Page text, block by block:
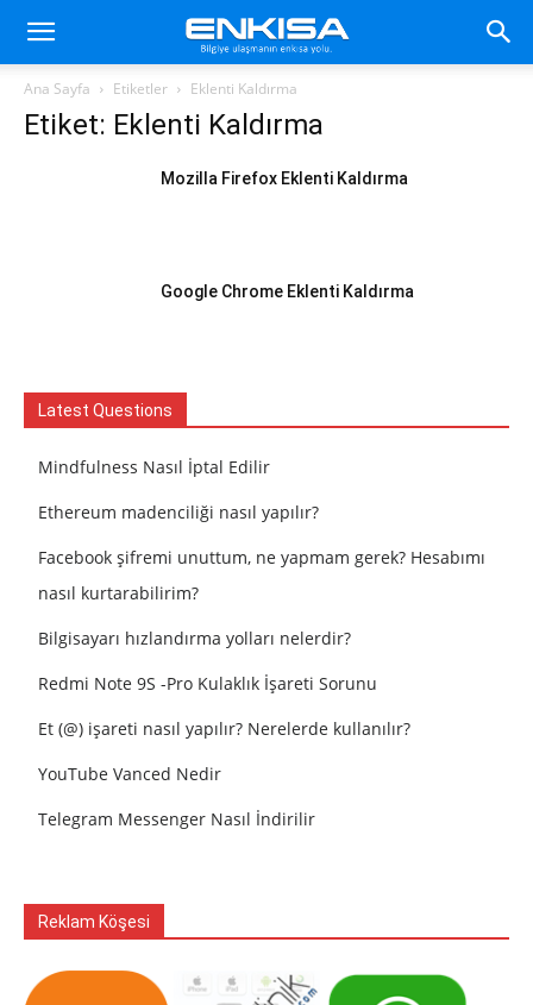
Ana Sayfa Etiketler Eklenti Kaldırma
Etiket: Eklenti Kaldırma
Mozilla Firefox Eklenti Kaldırma
Google Chrome Eklenti Kaldırma
Latest Questions
Mindfulness Nasıl İptal Edilir
Ethereum madenciliği nasıl yapılır?
Facebook şifremi unuttum, ne yapmam gerek? Hesabımı
nasıl kurtarabilirim?
Bilgisayarı hızlandırma yolları nelerdir?
Redmi Note 9S -Pro Kulaklık İşareti Sorunu
Et (@) işareti nasıl yapılır? Nerelerde kullanılır?
YouTube Vanced Nedir
Telegram Messenger Nasıl İndirilir
Reklam Köşesi